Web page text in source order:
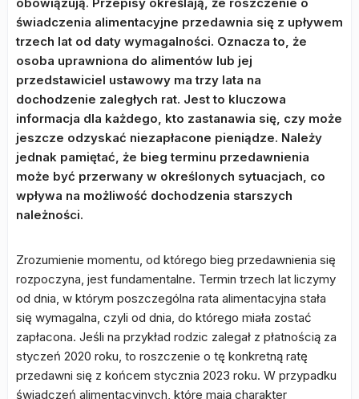
świadczenia alimentacyjne przedawnia się z upływem
trzech lat od daty wymagalności. Oznacza to, że
osoba uprawniona do alimentów lub jej
przedstawiciel ustawowy ma trzy lata na
dochodzenie zaległych rat. Jest to kluczowa
informacja dla każdego, kto zastanawia się, czy może
jeszcze odzyskać niezapłacone pieniądze. Należy
jednak pamiętać, że bieg terminu przedawnienia
może być przerwany w określonych sytuacjach, co
wpływa na możliwość dochodzenia starszych
należności.
Zrozumienie momentu, od którego bieg przedawnienia się
rozpoczyna, jest fundamentalne. Termin trzech lat liczymy
od dnia, w którym poszczególna rata alimentacyjna stała
się wymagalna, czyli od dnia, do którego miała zostać
zapłacona. Jeśli na przykład rodzic zalegał z płatnością za
styczeń 2020 roku, to roszczenie o tę konkretną ratę
przedawni się z końcem stycznia 2023 roku. W przypadku
świadczeń alimentacyjnych, które mają charakter